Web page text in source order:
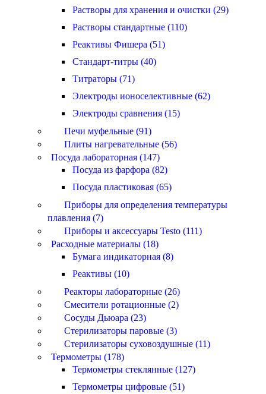
Растворы для хранения и очистки (29)
Растворы стандартные (110)
Реактивы Фишера (51)
Стандарт-титры (40)
Титраторы (71)
Электроды ионоселективные (62)
Электроды сравнения (15)
Печи муфельные (91)
Плиты нагревательные (56)
Посуда лабораторная (147)
Посуда из фарфора (82)
Посуда пластиковая (65)
Приборы для определения температуры
плавления (7)
Приборы и аксессуары Testo (111)
Расходные материалы (18)
Бумага индикаторная (8)
Реактивы (10)
Реакторы лабораторные (26)
Смесители ротационные (2)
Сосуды Дьюара (23)
Стерилизаторы паровые (3)
Стерилизаторы суховоздушные (11)
Термометры (178)
Термометры стеклянные (127)
Термометры цифровые (51)